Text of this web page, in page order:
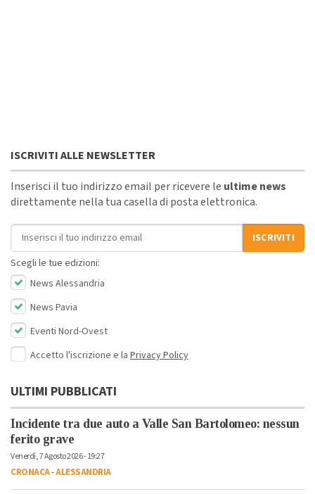
ISCRIVITI ALLE NEWSLETTER
Inserisci il tuo indirizzo email per ricevere le ultime news
direttamente nella tua casella di posta elettronica.
Indirizzo email
ISCRIVITI
Scegli le tue edizioni:
News Alessandria
News Pavia
Eventi Nord-Ovest
Accetto l'iscrizione e la Privacy Policy
ULTIMI PUBBLICATI
Incidente tra due auto a Valle San Bartolomeo: nessun
ferito grave
Venerdì, 7 Agosto 2026 - 19:27
CRONACA-ALESSANDRIA